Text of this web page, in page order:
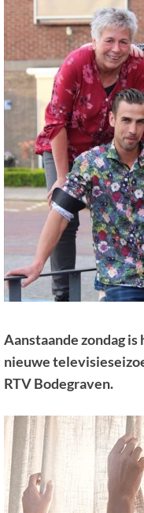
Aanstaande zondag
nieuwe
RTV Bodegraven.